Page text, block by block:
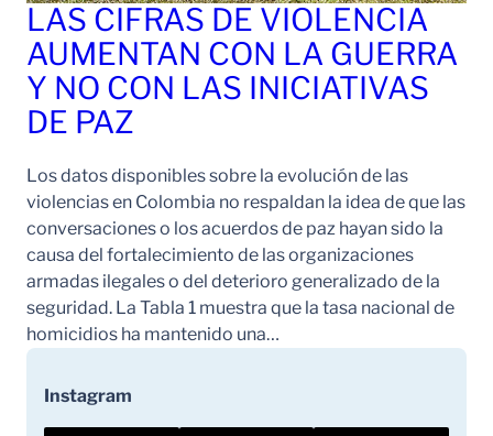
LAS CIFRAS DE VIOLENCIA
AUMENTAN CON LA GUERRA
Y NO CON LAS INICIATIVAS
DE PAZ
Los datos disponibles sobre la evolución de las
violencias en Colombia no respaldan la idea de que las
conversaciones o los acuerdos de paz hayan sido la
causa del fortalecimiento de las organizaciones
armadas ilegales o del deterioro generalizado de la
seguridad. La Tabla 1 muestra que la tasa nacional de
homicidios ha mantenido una…
Instagram